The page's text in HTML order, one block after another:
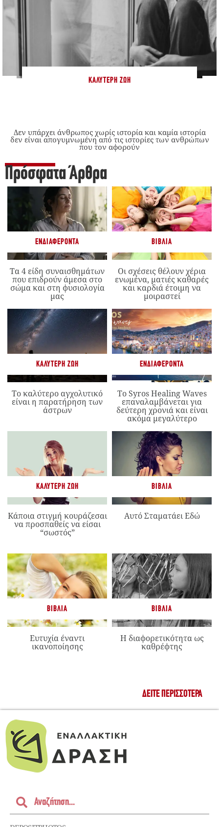
ΚΑΛΎΤΕΡΗ ΖΩΉ
Δεν υπάρχει άνθρωπος χωρίς ιστορία και καμία ιστορία
δεν είναι απογυμνωμένη από τις ιστορίες των ανθρώπων
που τον αφορούν
Πρόσφατα Άρθρα
ΕΝΔΙΑΦΈΡΟΝΤΑ
Τα 4 είδη συναισθημάτων
που επιδρούν άμεσα στο
σώμα και στη φυσιολογία
μας
ΒΙΒΛΊΑ
Οι σχέσεις θέλουν χέρια
ενωμένα, ματιές καθαρές
και καρδιά έτοιμη να
μοιραστεί
ΚΑΛΎΤΕΡΗ ΖΩΉ
Το καλύτερο αγχολυτικό
είναι η παρατήρηση των
άστρων
ΕΝΔΙΑΦΈΡΟΝΤΑ
Το Syros Healing Waves
επαναλαμβάνεται για
δεύτερη χρονιά και είναι
ακόμα μεγαλύτερο
ΚΑΛΎΤΕΡΗ ΖΩΉ
Κάποια στιγμή κουράζεσαι
να προσπαθείς να είσαι
“σωστός”
ΒΙΒΛΊΑ
Αυτό Σταματάει Εδώ
ΒΙΒΛΊΑ
Ευτυχία έναντι
ικανοποίησης
ΒΙΒΛΊΑ
Η διαφορετικότητα ως
καθρέφτης
ΔΕΊΤΕ ΠΕΡΙΣΣΌΤΕΡΑ